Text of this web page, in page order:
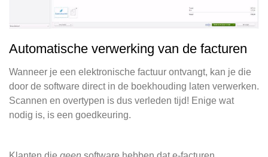
Automatische verwerking van de facturen
Wanneer je een elektronische factuur ontvangt, kan je die
door de software direct in de boekhouding laten verwerken.
Scannen en overtypen is dus verleden tijd! Enige wat
nodig is, is een goedkeuring.